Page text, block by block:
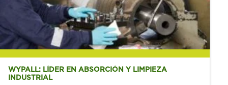
WYPALL: LÍDER EN ABSORCIÓN Y LIMPIEZA
INDUSTRIAL